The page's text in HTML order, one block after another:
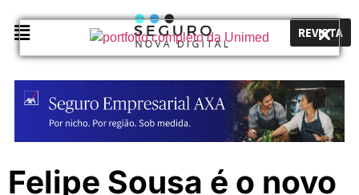
REVISTA
Felipe Sousa é o novo